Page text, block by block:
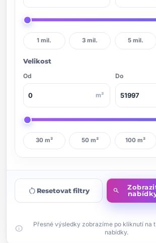
1 mil. 3 mil. 5 mil.
Velikost
Od
m²
Do
30 m² 50 m² 100 m²
restart_alt Resetovat filtry search
info
Přesné výsledky zobrazíme po kliknutí na
nabídky.